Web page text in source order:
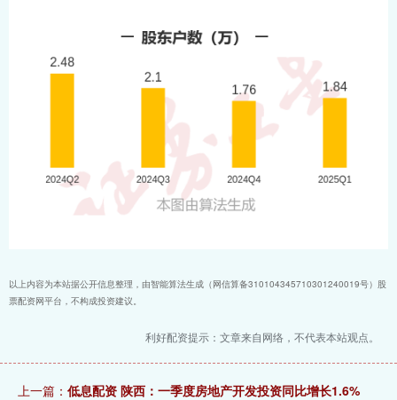
以上内容为本站据公开信息整理，由智能算法生成（网信算备310104345710301240019号）股
票配资网平台，不构成投资建议。
利好配资提示：文章来自网络，不代表本站观点。
上一篇： 低息配资 陕西：一季度房地产开发投资同比增长1.6%